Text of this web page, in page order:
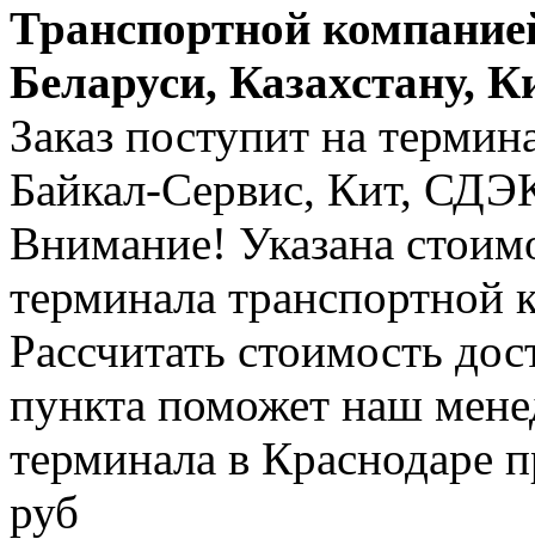
Транспортной
Беларуси, Казахстану,
Заказ поступит на
Байкал-Сервис, Кит,
Внимание! Указана
терминала транспортной
Рассчитать стоимость
пункта поможет наш
терминала в Краснодаре
руб